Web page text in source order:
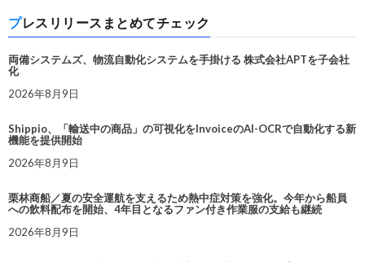
プレスリリースまとめてチェック
両備システムズ、物流自動化システムを手掛ける 株式会社APTを子会社
化
2026年8月9日
Shippio、「輸送中の商品」の可視化をInvoiceのAI-OCRで自動化する新
機能を提供開始
2026年8月9日
栗林商船／夏の安全運航を支えるため熱中症対策を強化。今年から船員
への飲料配布を開始、4年目となるファン付き作業服の支給も継続
2026年8月9日